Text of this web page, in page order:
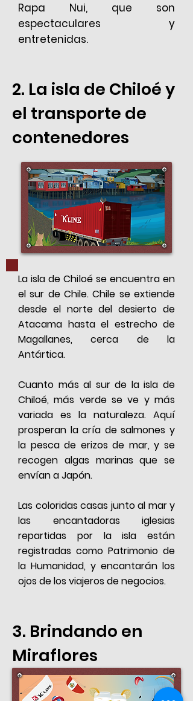
Rapa Nui, que son
espectaculares y
entretenidas.
2. La isla de Chiloé y
el transporte de
contenedores
La isla de Chiloé se encuentra en
el sur de Chile. Chile se extiende
desde el norte del desierto de
Atacama hasta el estrecho de
Magallanes, cerca de la
Antártica.
Cuanto más al sur de la isla de
Chiloé, más verde se ve y más
variada es la naturaleza. Aquí
prosperan la cría de salmones y
la pesca de erizos de mar, y se
recogen algas marinas que se
envían a Japón.
Las coloridas casas junto al mar y
las encantadoras iglesias
repartidas por la isla están
registradas como Patrimonio de
la Humanidad, y encantarán los
ojos de los viajeros de negocios.
3. Brindando en
Miraflores